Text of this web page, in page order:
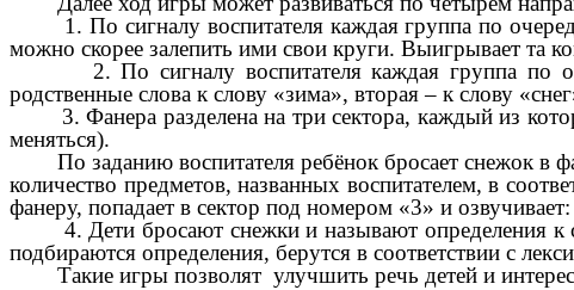
1. По сигналу воспитателя каждая группа по
можно скорее залепить ими свои круги. Выигрывает та
2. По сигналу воспитателя каждая группа по
родственные слова к слову «зима», вторая – к слову
3. Фанера разделена на три сектора, каждый из
меняться).
По заданию воспитателя ребёнок бросает снежок в
количество предметов, названных воспитателем, в
фанеру, попадает в сектор под номером «3» и
4. Дети бросают снежки и называют определения к
подбираются определения, берутся в соответствии с
Такие игры позволят улучшить речь детей и